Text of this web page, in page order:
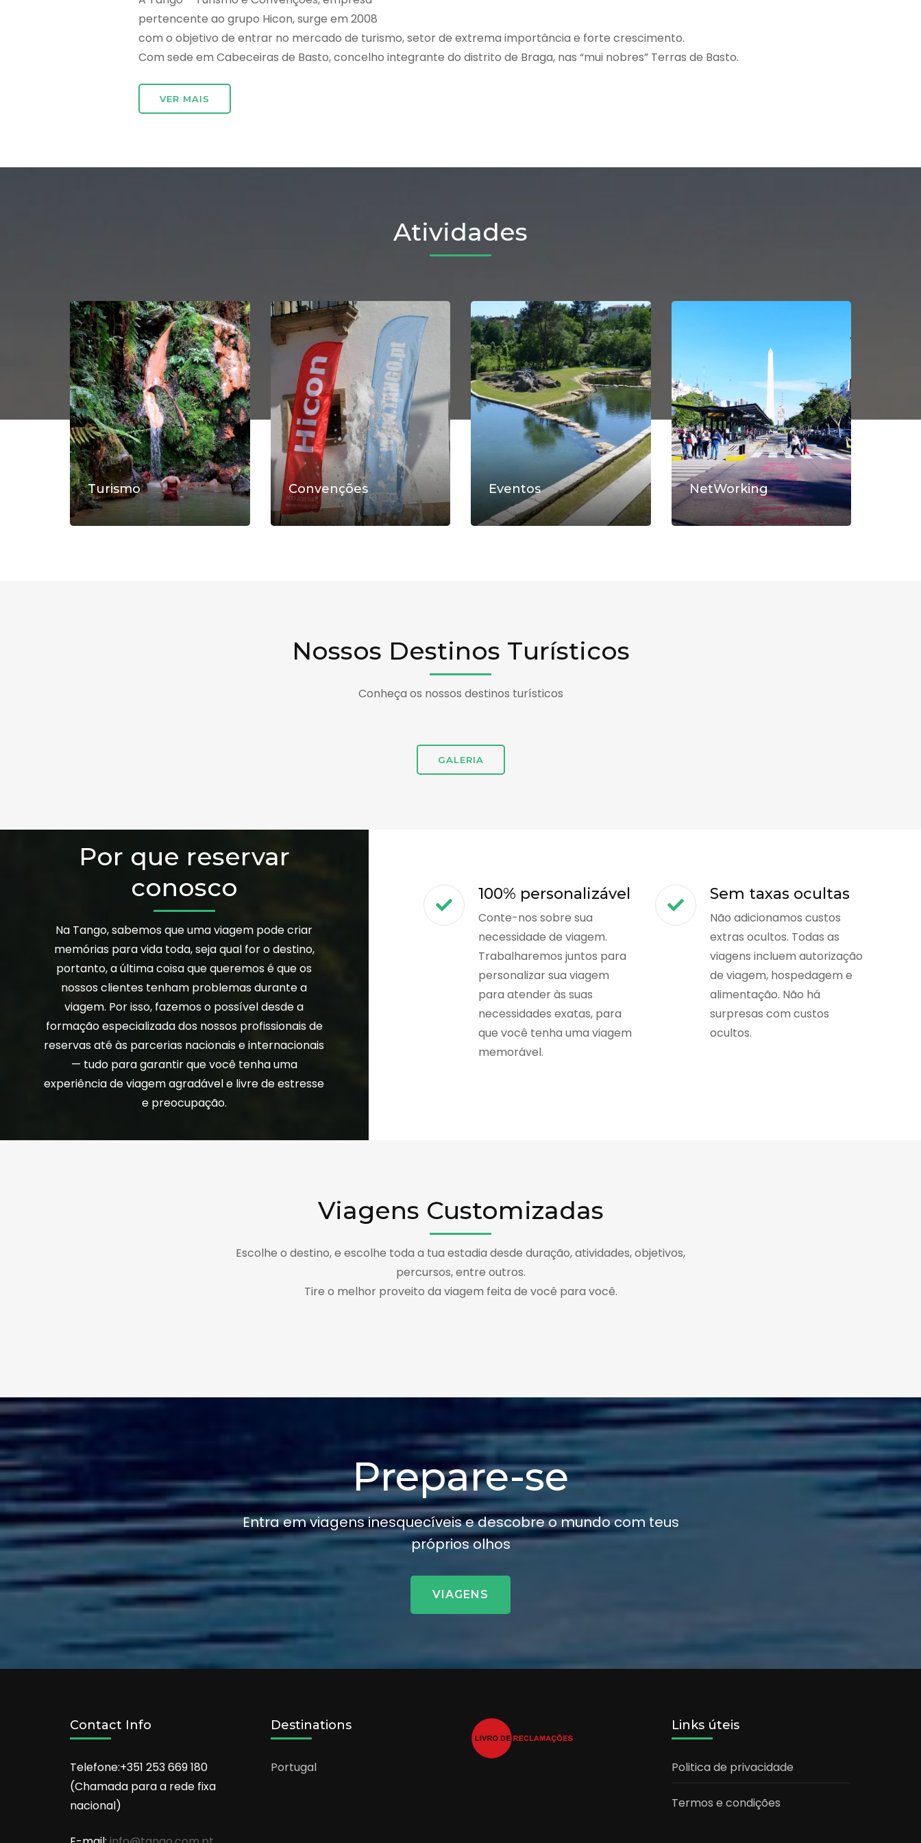
pertencente ao grupo Hicon, surge em 2008
com o objetivo de entrar no mercado de turismo, setor de extrema importância e forte crescimento.
Com sede em Cabeceiras de Basto, concelho integrante do distrito de Braga, nas “mui nobres” Terras de Basto.
VER MAIS
Atividades
Turismo Convenções Eventos NetWorking
Nossos Destinos Turísticos
Conheça os nossos destinos turísticos
GALERIA
Por que reservar
conosco
Na Tango, sabemos que uma viagem pode criar
memórias para vida toda, seja qual for o destino,
portanto, a última coisa que queremos é que os
nossos clientes tenham problemas durante a
viagem. Por isso, fazemos o possível desde a
formação especializada dos nossos profissionais de
reservas até às parcerias nacionais e internacionais
— tudo para garantir que você tenha uma
experiência de viagem agradável e livre de estresse
e preocupação.
100% personalizável
Conte-nos sobre sua
necessidade de viagem.
Trabalharemos juntos para
personalizar sua viagem
para atender às suas
necessidades exatas, para
que você tenha uma viagem
memorável.
Sem taxas ocultas
Não adicionamos custos
extras ocultos. Todas as
viagens incluem autorização
de viagem, hospedagem e
alimentação. Não há
surpresas com custos
ocultos.
Viagens Customizadas
Escolhe o destino, e escolhe toda a tua estadia desde duração, atividades, objetivos,
percursos, entre outros.
Tire o melhor proveito da viagem feita de você para você.
Prepare-se
Entra em viagens inesquecíveis e descobre o mundo com teus
próprios olhos
VIAGENS
Contact Info
Telefone:+351 253 669 180
(Chamada para a rede fixa
nacional)
Destinations
Portugal
Links úteis
Politica de privacidade
Termos e condições